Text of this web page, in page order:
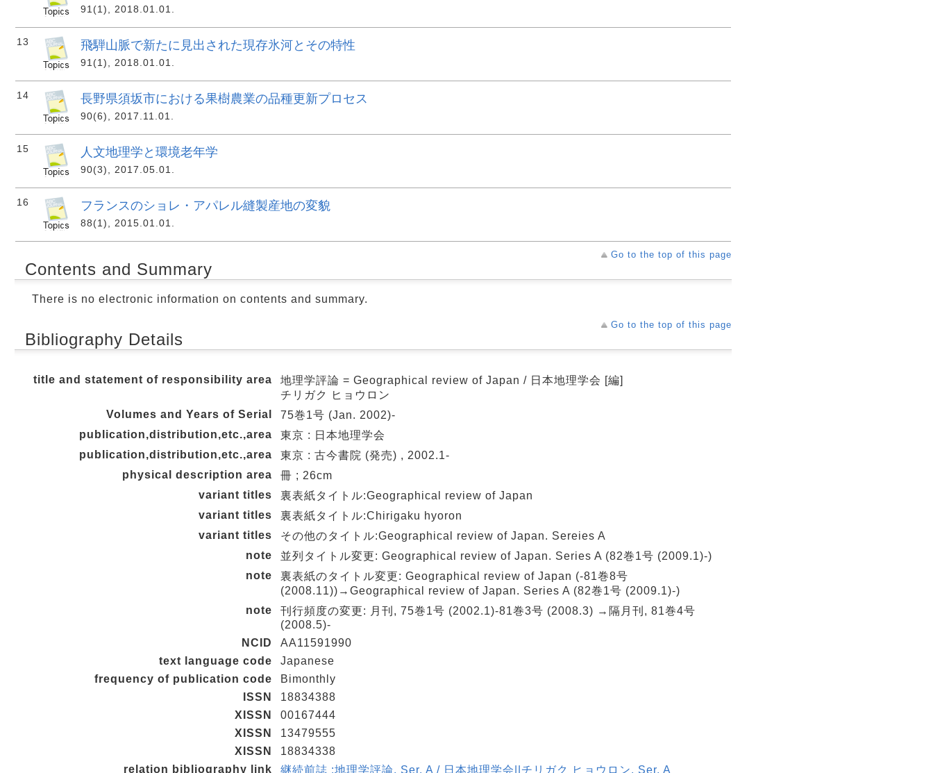
91(1), 2018.01.01.
13 飛騨山脈で新たに見出された現存氷河とその特性
91(1), 2018.01.01.
14 長野県須坂市における果樹農業の品種更新プロセス
90(6), 2017.11.01.
15 人文地理学と環境老年学
90(3), 2017.05.01.
16 フランスのショレ・アパレル縫製産地の変貌
88(1), 2015.01.01.
Go to the top of this page
Contents and Summary
There is no electronic information on contents and summary.
Go to the top of this page
Bibliography Details
title and statement of responsibility area
地理学評論 = Geographical review of Japan / 日本地理学会 [編]
チリガク ヒョウロン
Volumes and Years of Serial
75巻1号 (Jan. 2002)-
publication,distribution,etc.,area
東京 : 日本地理学会
publication,distribution,etc.,area
東京 : 古今書院 (発売) , 2002.1-
physical description area
冊 ; 26cm
variant titles
裏表紙タイトル:Geographical review of Japan
variant titles
裏表紙タイトル:Chirigaku hyoron
variant titles
その他のタイトル:Geographical review of Japan. Sereies A
note
並列タイトル変更: Geographical review of Japan. Series A (82巻1号 (2009.1)-)
note
裏表紙のタイトル変更: Geographical review of Japan (-81巻8号
(2008.11))→Geographical review of Japan. Series A (82巻1号 (2009.1)-)
note
刊行頻度の変更: 月刊, 75巻1号 (2002.1)-81巻3号 (2008.3) →隔月刊, 81巻4号
(2008.5)-
NCID
AA11591990
text language code
Japanese
frequency of publication code
Bimonthly
ISSN
18834388
XISSN
00167444
XISSN
13479555
XISSN
18834338
relation bibliography link
継続前誌 :地理学評論. Ser. A / 日本地理学会||チリガク ヒョウロン. Ser. A